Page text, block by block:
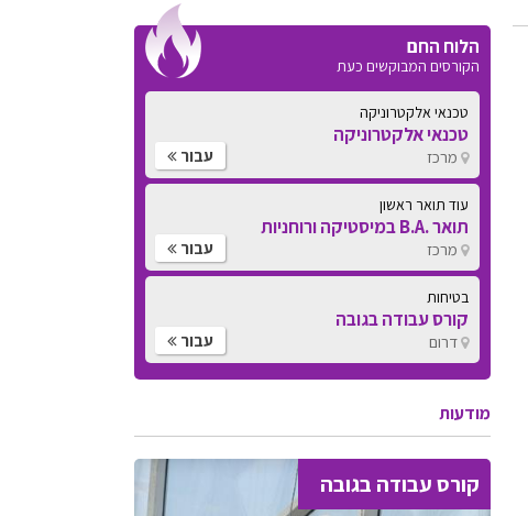
הלוח החם
הקורסים המבוקשים כעת
טכנאי אלקטרוניקה
טכנאי אלקטרוניקה
מרכז עבור
עוד תואר ראשון
תואר .B.A במיסטיקה ורוחניות
מרכז עבור
בטיחות
קורס עבודה בגובה
דרום עבור
מודעות
קורס עבודה בגובה